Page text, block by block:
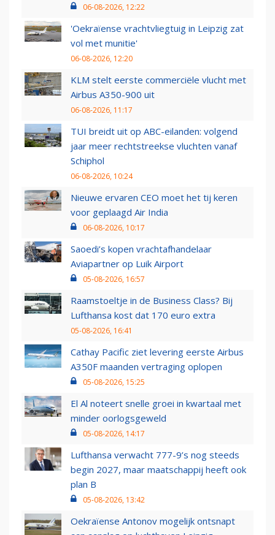
06-08-2026, 12:22
'Oekraïense vrachtvliegtuig in Leipzig zat
vol met munitie'
06-08-2026, 12:20
KLM stelt eerste commerciële vlucht met
Airbus A350-900 uit
06-08-2026, 11:17
TUI breidt uit op ABC-eilanden: volgend
jaar meer rechtstreekse vluchten vanaf
Schiphol
06-08-2026, 10:24
Nieuwe ervaren CEO moet het tij keren
voor geplaagd Air India
06-08-2026, 10:17
Saoedi’s kopen vrachtafhandelaar
Aviapartner op Luik Airport
05-08-2026, 16:57
Raamstoeltje in de Business Class? Bij
Lufthansa kost dat 170 euro extra
05-08-2026, 16:41
Cathay Pacific ziet levering eerste Airbus
A350F maanden vertraging oplopen
05-08-2026, 15:25
El Al noteert snelle groei in kwartaal met
minder oorlogsgeweld
05-08-2026, 14:17
Lufthansa verwacht 777-9’s nog steeds
begin 2027, maar maatschappij heeft ook
plan B
05-08-2026, 13:42
Oekraïense Antonov mogelijk ontsnapt